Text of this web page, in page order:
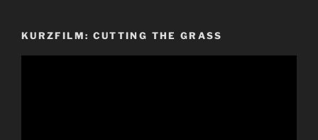
KURZFILM: CUTTING THE GRASS